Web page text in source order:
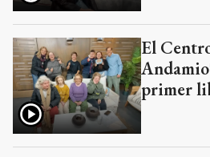
El
primer